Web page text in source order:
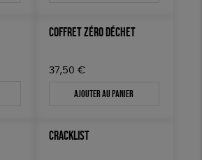
COFFRET ZÉRO DÉCHET
37,50 €
Ajouter au panier
CRACKLIST